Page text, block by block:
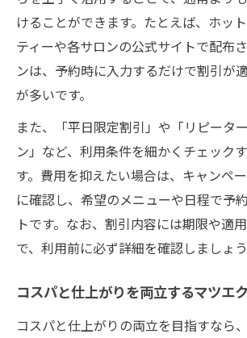
けることができます。たとえば、ホッ
ティーや各サロンの公式サイトで配布
ンは、予約時に入力するだけで割引が
が多いです。
また、「平日限定割引」や「リピータ
ン」など、利用条件を細かくチェック
す。費用を抑えたい場合は、キャンペ
に確認し、希望のメニューや日程で予
トです。なお、割引内容には期限や適
で、利用前に必ず詳細を確認しましょう
コスパと仕上がりを両立するマツエ
コスパと仕上がりの両立を目指すなら